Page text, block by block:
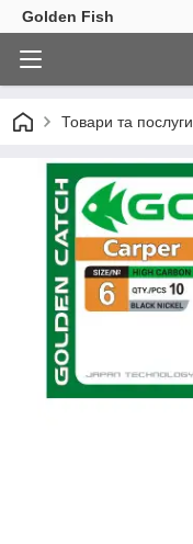
Golden Fish
Товари та послуги